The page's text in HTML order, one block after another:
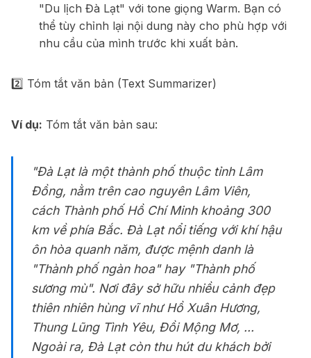
"Du lịch Đà Lạt" với tone giọng Warm. Bạn có
thể tùy chỉnh lại nội dung này cho phù hợp với
nhu cầu của mình trước khi xuất bản.
2️⃣ Tóm tắt văn bản (Text Summarizer)
Ví dụ: Tóm tắt văn bản sau:
"Đà Lạt là một thành phố thuộc tỉnh Lâm
Đồng, nằm trên cao nguyên Lâm Viên,
cách Thành phố Hồ Chí Minh khoảng 300
km về phía Bắc. Đà Lạt nổi tiếng với khí hậu
ôn hòa quanh năm, được mệnh danh là
"Thành phố ngàn hoa" hay "Thành phố
sương mù". Nơi đây sở hữu nhiều cảnh đẹp
thiên nhiên hùng vĩ như Hồ Xuân Hương,
Thung Lũng Tình Yêu, Đồi Mộng Mơ, ...
Ngoài ra, Đà Lạt còn thu hút du khách bởi